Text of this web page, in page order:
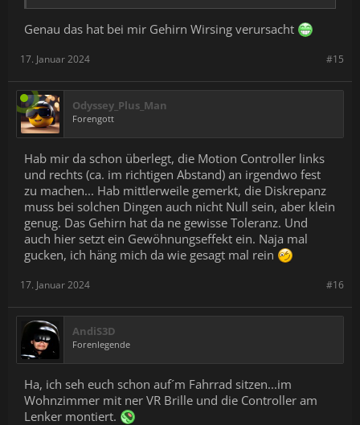
Genau das hat bei mir Gehirn Wirsing verursacht
#15
17. Januar 2024
Odyssey_Plus_Man
Forengott
Hab mir da schon überlegt, die Motion Controller links
und rechts (ca. im richtigen Abstand) an irgendwo fest
zu machen... Hab mittlerweile gemerkt, die Diskrepanz
muss bei solchen Dingen auch nicht Null sein, aber klein
genug. Das Gehirn hat da ne gewisse Toleranz. Und
auch hier setzt ein Gewöhnungseffekt ein. Naja mal
gucken, ich häng mich da wie gesagt mal rein
#16
17. Januar 2024
AndiS3D
Forenlegende
Ha, ich seh euch schon auf´m Fahrrad sitzen...im
Wohnzimmer mit ner VR Brille und die Controller am
Lenker montiert.